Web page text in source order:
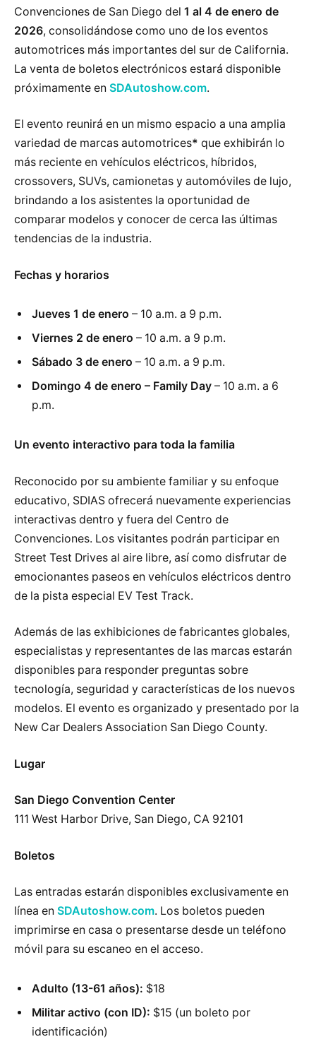
Convenciones de San Diego del 1 al 4 de enero de
2026, consolidándose como uno de los eventos
automotrices más importantes del sur de California.
La venta de boletos electrónicos estará disponible
próximamente en SDAutoshow.com.
El evento reunirá en un mismo espacio a una amplia
variedad de marcas automotrices* que exhibirán lo
más reciente en vehículos eléctricos, híbridos,
crossovers, SUVs, camionetas y automóviles de lujo,
brindando a los asistentes la oportunidad de
comparar modelos y conocer de cerca las últimas
tendencias de la industria.
Fechas y horarios
Jueves 1 de enero – 10 a.m. a 9 p.m.
Viernes 2 de enero – 10 a.m. a 9 p.m.
Sábado 3 de enero – 10 a.m. a 9 p.m.
Domingo 4 de enero – Family Day – 10 a.m. a 6
p.m.
Un evento interactivo para toda la familia
Reconocido por su ambiente familiar y su enfoque
educativo, SDIAS ofrecerá nuevamente experiencias
interactivas dentro y fuera del Centro de
Convenciones. Los visitantes podrán participar en
Street Test Drives al aire libre, así como disfrutar de
emocionantes paseos en vehículos eléctricos dentro
de la pista especial EV Test Track.
Además de las exhibiciones de fabricantes globales,
especialistas y representantes de las marcas estarán
disponibles para responder preguntas sobre
tecnología, seguridad y características de los nuevos
modelos. El evento es organizado y presentado por la
New Car Dealers Association San Diego County.
Lugar
San Diego Convention Center
111 West Harbor Drive, San Diego, CA 92101
Boletos
Las entradas estarán disponibles exclusivamente en
línea en SDAutoshow.com. Los boletos pueden
imprimirse en casa o presentarse desde un teléfono
móvil para su escaneo en el acceso.
Adulto (13-61 años): $18
Militar activo (con ID): $15 (un boleto por
identificación)